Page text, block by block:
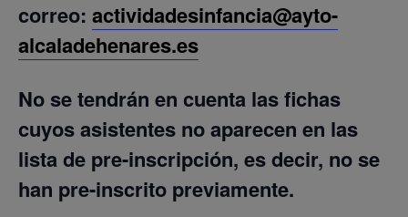
correo: actividadesinfancia@ayto-
alcaladehenares.es
No se tendrán en cuenta las fichas
cuyos asistentes no aparecen en las
lista de pre-inscripción, es decir, no se
han pre-inscrito previamente.